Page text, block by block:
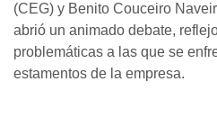
(CEG) y Benito Couceiro
abrió un animado debate,
problemáticas a las que se
estamentos de la empresa.